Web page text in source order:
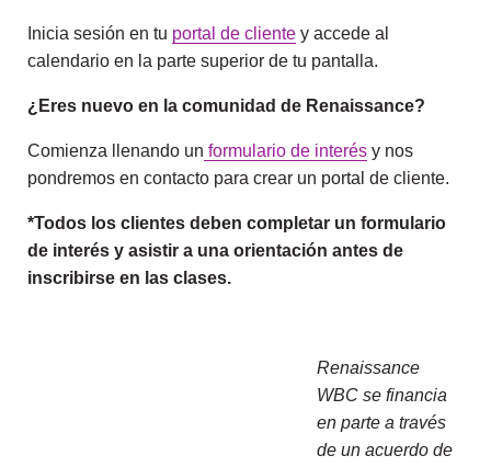
Inicia sesión en tu portal de cliente y accede al
calendario en la parte superior de tu pantalla.
¿Eres nuevo en la comunidad de Renaissance?
Comienza llenando un formulario de interés y nos
pondremos en contacto para crear un portal de cliente.
*Todos los clientes deben completar un formulario
de interés y asistir a una orientación antes de
inscribirse en las clases.
Renaissance
WBC se financia
en parte a través
de un acuerdo de